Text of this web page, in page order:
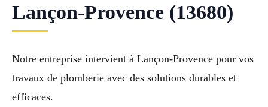
Lançon-Provence (13680)
Notre entreprise intervient à Lançon-Provence pour vos
travaux de plomberie avec des solutions durables et
efficaces.